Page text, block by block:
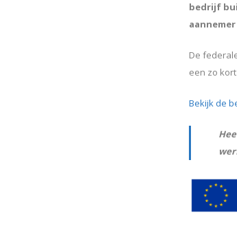
bedrijf
aannemer
De
een zo
Bekijk de